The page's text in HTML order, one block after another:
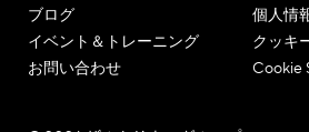
ブログ
イベント＆トレーニング
お問い合わせ
個人情
クッキ
Cookie